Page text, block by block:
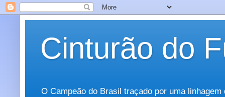
Cinturão do
O Campeão do Brasil traçado por uma